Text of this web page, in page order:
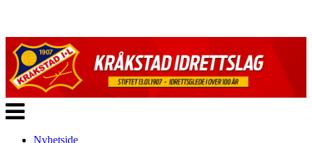
Veksle
navigasjon
Nyhetside